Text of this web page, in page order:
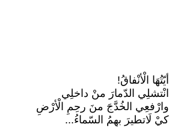
أيّتُهَا الْأنْفاقُ!
انْتشلِي الدّمارَ منْ داخلِي
وارْفعِي الخُدَّجَ منَ رحِمِ الْأرْضِ
كيْ لَاتطيرَ بهِمُ السّماءُ...